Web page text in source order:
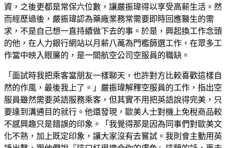
資，之後更都是常保六位數，讓嚴振瑋得以享受高薪生活。然
而經歷過後，嚴振瑋認為藥廠業務常需要即時回應醫生的需
求，不是自己想一直持續做下去的事。於是，興起換工作念頭
的他，在人力銀行網站以月薪八萬為門檻篩選工作，在眾多工
作當中映入眼簾的，是一間航空公司空服員的職缺。
「面試時我把乘客當朋友一樣聊天，也許對方比較喜歡這樣自
然的作風，最後我上了。」嚴振瑋解釋空服員的工作，指出空
服員雖然需要英語服務乘客，但其實不用把英語說得完美，只
要達到溝通目的就行。他還發現，歐美人士對機上免稅商品較
不感興趣只是錯誤的印象。「我覺得那是因為同事們對歐美文
化不熟，加上既定印象，讓大家沒有去嘗試。我則會主動用英